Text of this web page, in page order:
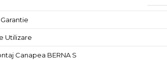
Utilizare
Canapea BERNA S